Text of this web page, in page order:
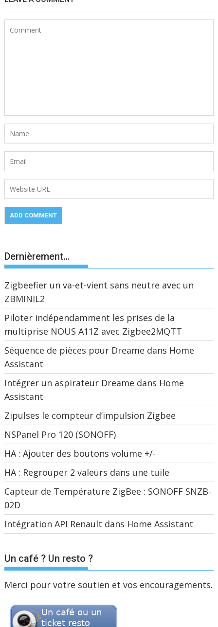
Dernièrement…
Zigbeefier un va-et-vient sans neutre avec un
ZBMINIL2
Piloter indépendamment les prises de la
multiprise NOUS A11Z avec Zigbee2MQTT
Séquence de pièces pour Dreame dans Home
Assistant
Intégrer un aspirateur Dreame dans Home
Assistant
Zipulses le compteur d’impulsion Zigbee
NSPanel Pro 120 (SONOFF)
HA : Ajouter des boutons volume +/-
HA : Regrouper 2 valeurs dans une tuile
Capteur de Température ZigBee : SONOFF SNZB-
02D
Intégration API Renault dans Home Assistant
Un café ? Un resto ?
Merci pour votre soutien et vos encouragements.